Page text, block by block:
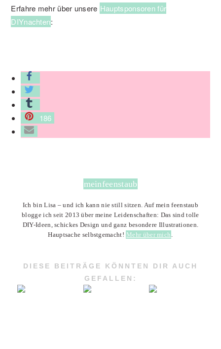
Erfahre mehr über unsere Hauptsponsoren für
DIYnachten:
186
meinfeenstaub
Ich bin Lisa – und ich kann nie still sitzen. Auf mein feenstaub
blogge ich seit 2013 über meine Leidenschaften: Das sind tolle
DIY-Ideen, schickes Design und ganz besondere Illustrationen.
Hauptsache selbstgemacht! Mehr über mich .
DIESE BEITRÄGE KÖNNTEN DIR AUCH
GEFALLEN: